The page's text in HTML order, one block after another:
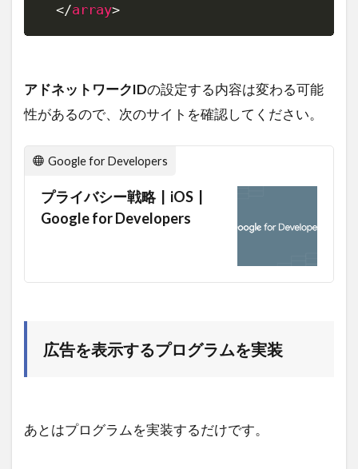
</array>
アドネットワークIDの設定する内容は変わる可能
性があるので、次のサイトを確認してください。
Google for Developers
プライバシー戦略 | iOS |
Google for Developers
広告を表示するプログラムを実装
あとはプログラムを実装するだけです。